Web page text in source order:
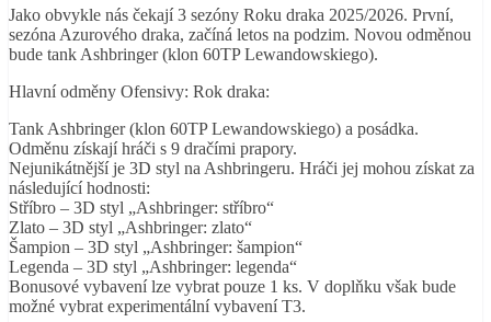
Jako obvykle nás čekají 3 sezóny Roku draka 2025/2026. První,
sezóna Azurového draka, začíná letos na podzim. Novou odměnou
bude tank Ashbringer (klon 60TP Lewandowskiego).
Hlavní odměny Ofensivy: Rok draka:
Tank Ashbringer (klon 60TP Lewandowskiego) a posádka.
Odměnu získají hráči s 9 dračími prapory.
Nejunikátnější je 3D styl na Ashbringeru. Hráči jej mohou získat za
následující hodnosti:
Stříbro – 3D styl „Ashbringer: stříbro“
Zlato – 3D styl „Ashbringer: zlato“
Šampion – 3D styl „Ashbringer: šampion“
Legenda – 3D styl „Ashbringer: legenda“
Bonusové vybavení lze vybrat pouze 1 ks. V doplňku však bude
možné vybrat experimentální vybavení T3.